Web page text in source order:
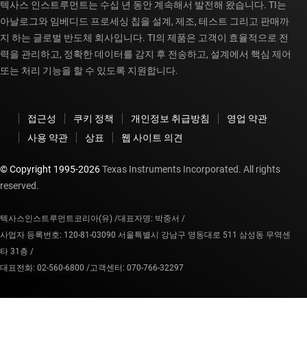
텍사스 인스트루먼트는 수십 년 동안 계속해서 발전해 왔습니다. TI는
아날로그와 임베디드 프로세싱 칩을 설계, 제조, 테스트 그리고 판매까
지 하는 글로벌 반도체 회사입니다. TI의 제품은 고객이 효율적으로 전
력을 관리하고, 정확한 데이터를 감지 후 전송하고, 설계에서 핵심 제어
또는 처리 기능을 할 수 있도록 지원합니다.
접근성 쿠키 정책 개인정보 취급방침
영업 약관
사용 약관
상표 웹 사이트 의견
© Copyright 1995-2026Texas Instruments Incorporated. All rights
reserved.
텍사스인스트루먼트코리아(유) /대표자명: 박중서 /
사업자 등록번호: 120-81-03090 서울특별시 강남구 영동대로 511 삼성동 무역센
타 31층 /
대표전화: 02-560-6800 /고객센터: 070-766-32297